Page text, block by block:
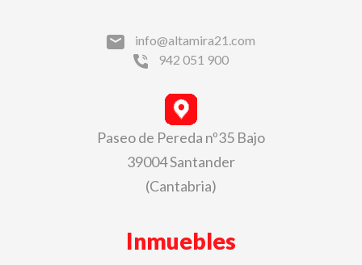
info@altamira21.com
942 051 900
Paseo de Pereda nº35 Bajo
39004 Santander
(Cantabria)
Inmuebles